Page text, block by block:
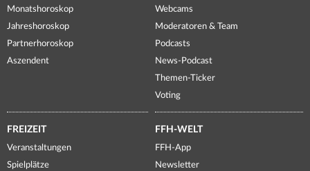
Monatshoroskop
Jahreshoroskop
Partnerhoroskop
Aszendent
Webcams
Moderatoren & Team
Podcasts
News-Podcast
Themen-Ticker
Voting
FREIZEIT
Veranstaltungen
Spielplätze
FFH-WELT
FFH-App
Newsletter